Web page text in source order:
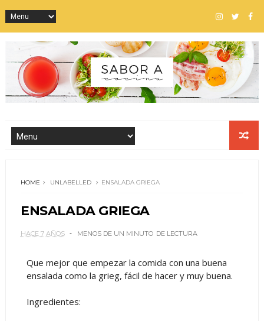
HOME UNLABELLED ENSALADA GRIEGA
ENSALADA GRIEGA
HACE 7 AÑOS MENOS DE UN MINUTO DE LECTURA
Que mejor que empezar la comida con una buena
ensalada como la grieg, fácil de hacer y muy buena.
Ingredientes: